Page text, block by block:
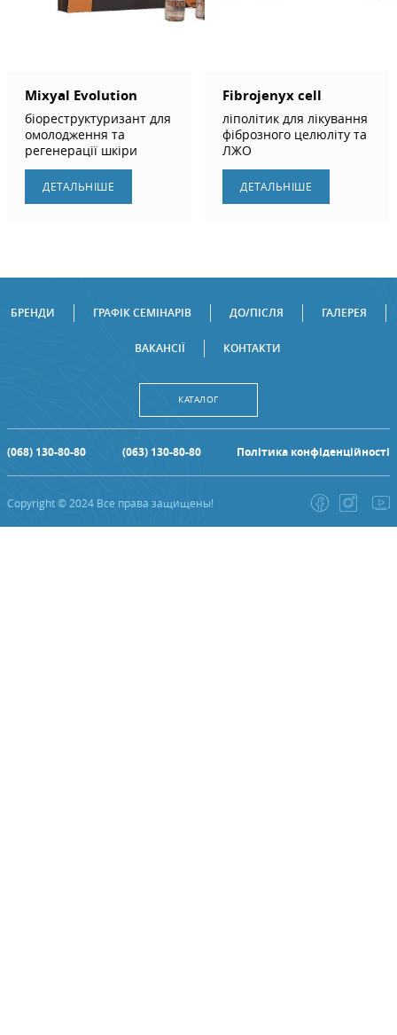
Mixyal Evolution
біореструктуризант для
омолодження та
регенерації шкіри
ДЕТАЛЬНIШЕ
Fibrojenyx cell
ліполітик для лікування
фіброзного целюліту та
ЛЖО
ДЕТАЛЬНIШЕ
БРЕНДИ ГРАФІК СЕМІНАРІВ ДО/ПІСЛЯ ГАЛЕРЕЯ
ВАКАНСІЇ КОНТАКТИ
КАТАЛОГ
(068) 130-80-80 (063) 130-80-80 Політика конфіденційності
Copyright © 2024 Все права защищены!